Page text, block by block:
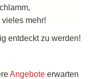
mehr!
entdeckt zu werden!
Angebote erwarten